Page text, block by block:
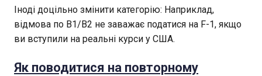
Іноді доцільно змінити категорію: Наприклад,
відмова по B1/B2 не заважає податися на F-1, якщо
ви вступили на реальні курси у США.
Як поводитися на повторному